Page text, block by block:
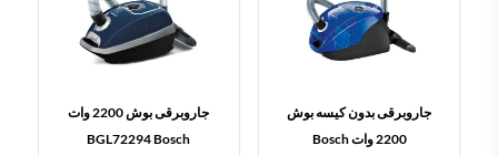
جاروبرقی بدون کیسه بوش
2200 وات Bosch
جاروبرقی بوش 2200 وات
BGL72294 Bosch